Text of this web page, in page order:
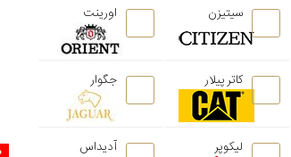
سیتیزن اورینت
کاتر پیلار جگوار
لیکوپر آدیداس